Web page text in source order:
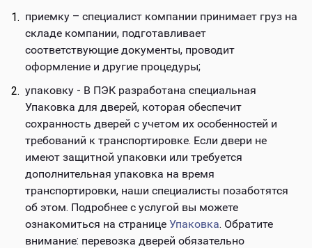
приемку – специалист компании принимает груз на
складе компании, подготавливает
соответствующие документы, проводит
оформление и другие процедуры;
упаковку - В ПЭК разработана специальная
Упаковка для дверей, которая обеспечит
сохранность дверей с учетом их особенностей и
требований к транспортировке. Если двери не
имеют защитной упаковки или требуется
дополнительная упаковка на время
транспортировки, наши специалисты позаботятся
об этом. Подробнее с услугой вы можете
ознакомиться на странице Упаковка. Обратите
внимание: перевозка дверей обязательно